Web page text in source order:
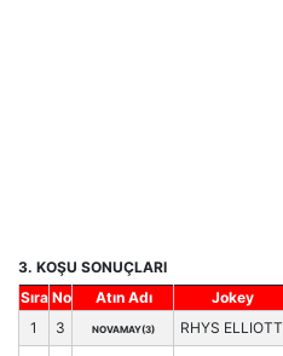
3. KOŞU SONUÇLARI
Sıra No Atın Adı Jokey
1
3 NOVAMAY(3) RHYS ELLIOTT